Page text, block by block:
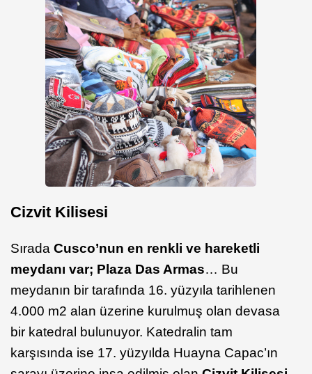
Cizvit Kilisesi
Sırada Cusco’nun en renkli ve hareketli
meydanı var; Plaza Das Armas… Bu
meydanın bir tarafında 16. yüzyıla tarihlenen
4.000 m2 alan üzerine kurulmuş olan devasa
bir katedral bulunuyor. Katedralin tam
karşısında ise 17. yüzyılda Huayna Capac’ın